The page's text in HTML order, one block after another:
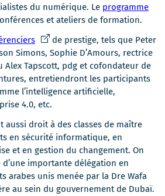
du numérique. Le programmeCe
une
et ateliers de formation.
Ce
lien
s'ouvrira
dans
une
nouvelle
de prestige, tels que Peter
Simons, Sophie D’Amours, rectrice
Alex Tapscott, pdg et cofondateur de
entretiendront les participants
l’intelligence artificielle,
4.0, etc.
aussi droit à des classes de maître
en sécurité informatique, en
et en gestion du changement. On
importante délégation en
arabes unis menée par la Dre Wafa
au sein du gouvernement de Dubaï.